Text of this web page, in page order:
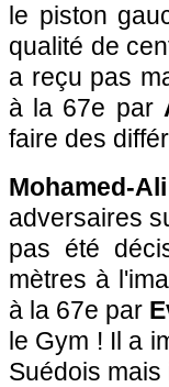
le piston
qualité de
a reçu pas
à la 67e par
faire des
Mohamed-
adversaires
pas été
mètres à
à la 67e par
le Gym ! Il a
Suédois